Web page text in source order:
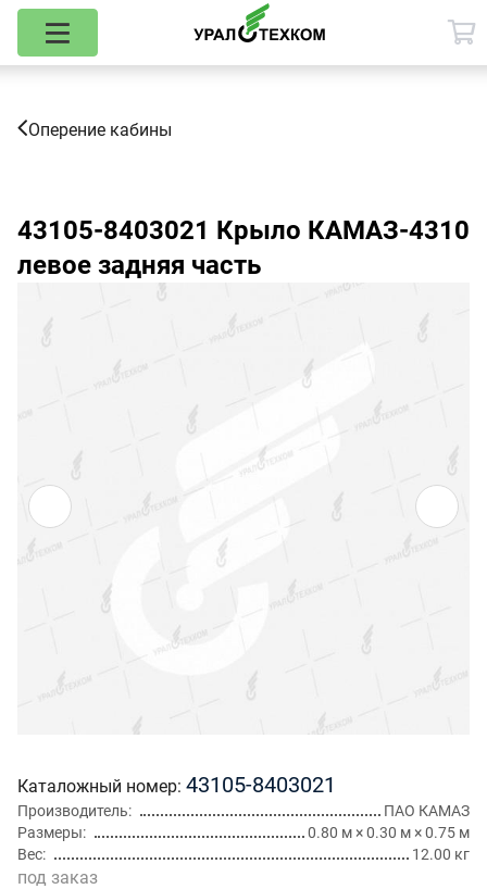
Оперение кабины
43105-8403021 Крыло КАМАЗ-4310
левое задняя часть
Каталожный номер 43105-8403021
Производитель
ПАО КАМАЗ
Размеры
0.80 м × 0.30 м × 0.75 м
Вес
12.00 кг
под заказ